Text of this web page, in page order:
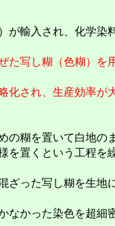
輸入され、化学染
た写し糊（色糊）を
化され、生産効率が
糊を置いて白地の
を置くという工程を
った写し糊を生地
かった染色を超細